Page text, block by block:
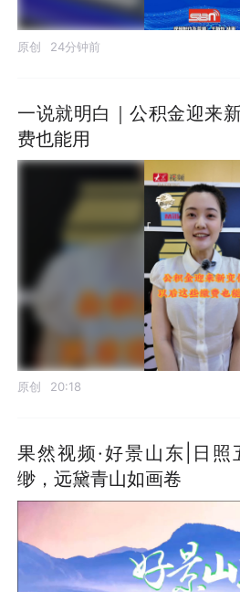
原创 24分钟前
一说就明白｜公积金迎来
费也能用
原创 20:18
果然视频·好景山东|日
缈，远黛青山如画卷